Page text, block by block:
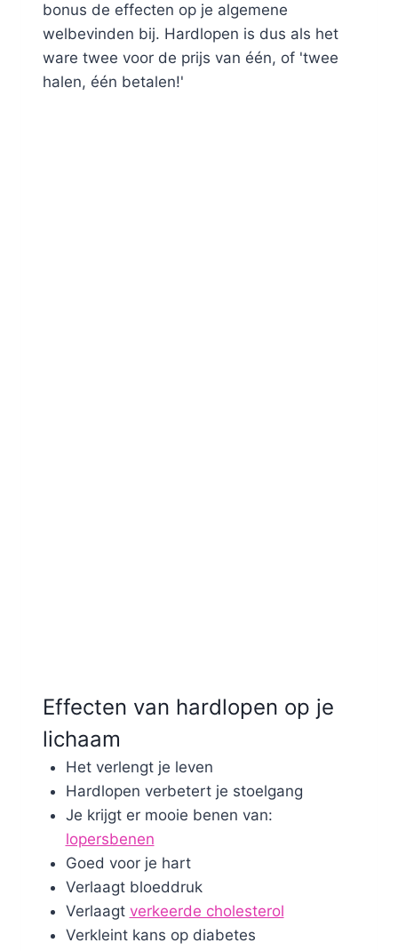
bonus de effecten op je algemene
welbevinden bij. Hardlopen is dus als het
ware twee voor de prijs van één, of 'twee
halen, één betalen!'
Effecten van hardlopen op je
lichaam
Het verlengt je leven
Hardlopen verbetert je stoelgang
Je krijgt er mooie benen van:
lopersbenen
Goed voor je hart
Verlaagt bloeddruk
Verlaagt verkeerde cholesterol
Verkleint kans op diabetes